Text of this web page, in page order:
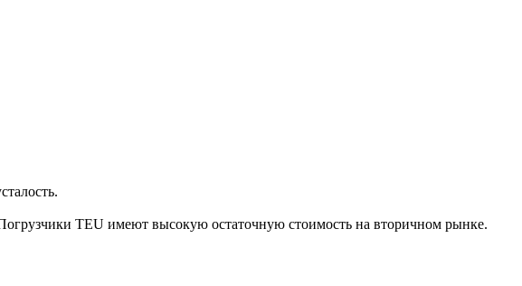
TEU имеют высокую остаточную стоимость на вторичном рынке.